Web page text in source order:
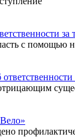
за
с помощью